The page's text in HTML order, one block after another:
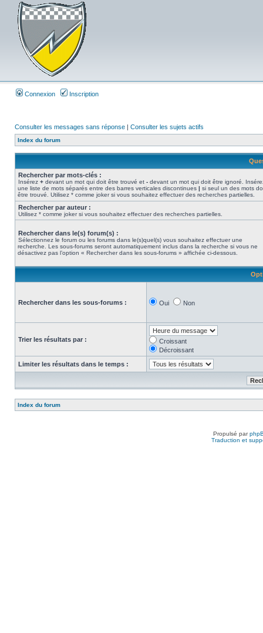
Connexion Inscription
Consulter les messages sans réponse | Consulter les sujets actifs
Index du forum
Rechercher par mots-clés :
Insérez + devant un mot qui doit être trouvé et - devant un mot qui doit être ignoré.
une liste de mots séparés entre des barres verticales discontinues | si seul un des mots
être trouvé. Utilisez * comme joker si vous souhaitez effectuer des recherches partielles.
Rechercher par auteur :
Utilisez * comme joker si vous souhaitez effectuer des recherches partielles.
Rechercher dans le(s) forum(s) :
Sélectionnez le forum ou les forums dans le(s)quel(s) vous souhaitez effectuer une
recherche. Les sous-forums seront automatiquement inclus dans la recherche si vous ne
désactivez pas l’option « Rechercher dans les sous-forums » affichée ci-dessous.
Rechercher dans les sous-forums : Oui Non
Trier les résultats par :
Croissant
Décroissant
Limiter les résultats dans le temps :
Index du forum
Propulsé par
Traduction et